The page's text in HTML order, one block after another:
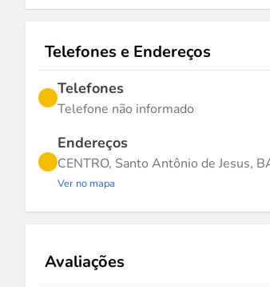
Telefones e Endereços
Telefones
Telefone não informado
Endereços
CENTRO, Santo Antônio de Jesus,
Ver no mapa
Avaliações